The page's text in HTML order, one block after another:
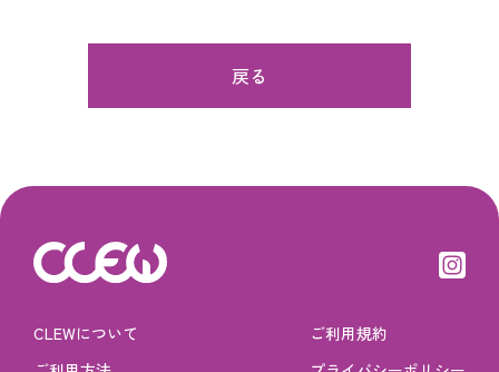
戻る
CLEWについて
ご利用規約